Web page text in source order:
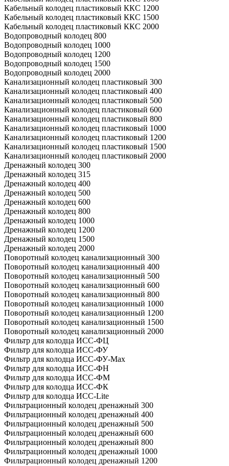
Кабельный колодец пластиковый ККС 1200
Кабельный колодец пластиковый ККС 1500
Кабельный колодец пластиковый ККС 2000
Водопроводный колодец 800
Водопроводный колодец 1000
Водопроводный колодец 1200
Водопроводный колодец 1500
Водопроводный колодец 2000
Канализационный колодец пластиковый 300
Канализационный колодец пластиковый 400
Канализационный колодец пластиковый 500
Канализационный колодец пластиковый 600
Канализационный колодец пластиковый 800
Канализационный колодец пластиковый 1000
Канализационный колодец пластиковый 1200
Канализационный колодец пластиковый 1500
Канализационный колодец пластиковый 2000
Дренажный колодец 300
Дренажный колодец 315
Дренажный колодец 400
Дренажный колодец 500
Дренажный колодец 600
Дренажный колодец 800
Дренажный колодец 1000
Дренажный колодец 1200
Дренажный колодец 1500
Дренажный колодец 2000
Поворотный колодец канализационный 300
Поворотный колодец канализационный 400
Поворотный колодец канализационный 500
Поворотный колодец канализационный 600
Поворотный колодец канализационный 800
Поворотный колодец канализационный 1000
Поворотный колодец канализационный 1200
Поворотный колодец канализационный 1500
Поворотный колодец канализационный 2000
Фильтр для колодца ИСС-ФЦ
Фильтр для колодца ИСС-ФУ
Фильтр для колодца ИСС-ФУ-Мах
Фильтр для колодца ИСС-ФН
Фильтр для колодца ИСС-ФМ
Фильтр для колодца ИСС-ФК
Фильтр для колодца ИСС-Lite
Фильтрационный колодец дренажный 300
Фильтрационный колодец дренажный 400
Фильтрационный колодец дренажный 500
Фильтрационный колодец дренажный 600
Фильтрационный колодец дренажный 800
Фильтрационный колодец дренажный 1000
Фильтрационный колодец дренажный 1200